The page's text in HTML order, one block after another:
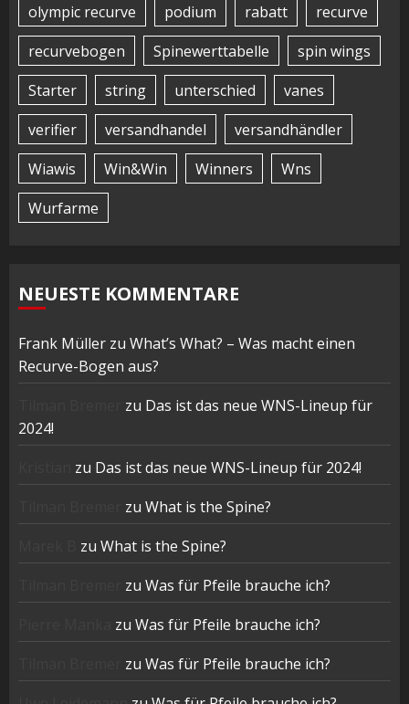
olympic recurve
podium rabatt
recurve
recurvebogen
Spinewerttabelle
spin wings
Starter
string unterschied
vanes
verifier
versandhandel
versandhändler
Wiawis
Win&Win Winners
Wns
Wurfarme
NEUESTE KOMMENTARE
Frank Müller zu What’s What? – Was macht einen
Recurve-Bogen aus?
zu Das ist das neue WNS-Lineup für
2024!
zu Das ist das neue WNS-Lineup für 2024!
zu What is the Spine?
zu What is the Spine?
zu Was für Pfeile brauche ich?
zu Was für Pfeile brauche ich?
zu Was für Pfeile brauche ich?